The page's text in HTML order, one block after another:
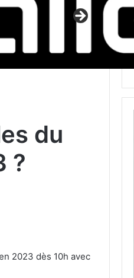
du
?
2023 dès 10h avec